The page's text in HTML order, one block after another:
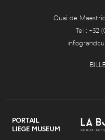
Quai de
Tel : +32